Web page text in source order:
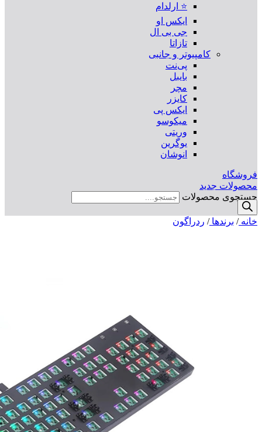
⭐ ارلدام
ایکس او
جی بی ال
تازاتا
کامپیوتر و جانبی
پی‌نت
بایبل
مچر
کایزر
ایکس پی
میکوسو
وریتی
یوگرین
انوشان
فروشگاه
محصولات جدید
جستجوی محصولات
خانه/ برندها/ ردراگون